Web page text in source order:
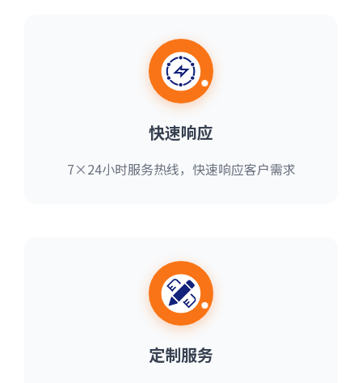
快速响应
7×24小时服务热线，快速响应客户需求
定制服务